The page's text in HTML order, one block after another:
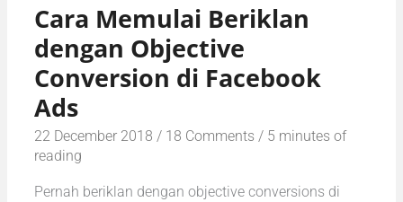
Cara Memulai Beriklan
dengan Objective
Conversion di Facebook
Ads
22 December 2018 / 18 Comments / 5 minutes of
reading
Pernah beriklan dengan objective conversions di
Cara
Beriklan
dengan
Objective
Conversion
di
Facebook